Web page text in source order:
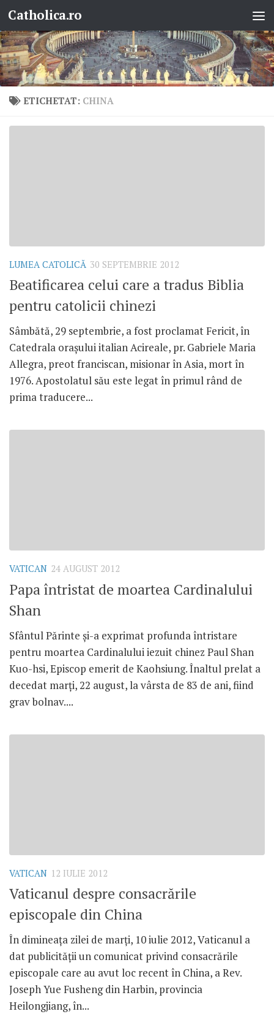
Skip to content
Catholica.ro
ETICHETAT: CHINA
LUMEA CATOLICĂ 30 SEPTEMBRIE 2012
Beatificarea celui care a tradus Biblia
pentru catolicii chinezi
Sâmbătă, 29 septembrie, a fost proclamat Fericit, în
Catedrala oraşului italian Acireale, pr. Gabriele Maria
Allegra, preot franciscan, misionar în Asia, mort în
1976. Apostolatul său este legat în primul rând de
prima traducere...
VATICAN 24 AUGUST 2012
Papa întristat de moartea Cardinalului
Shan
Sfântul Părinte şi-a exprimat profunda întristare
pentru moartea Cardinalului iezuit chinez Paul Shan
Kuo-hsi, Episcop emerit de Kaohsiung. Înaltul prelat a
decedat marţi, 22 august, la vârsta de 83 de ani, fiind
grav bolnav....
VATICAN 12 IULIE 2012
Vaticanul despre consacrările
episcopale din China
În dimineaţa zilei de marţi, 10 iulie 2012, Vaticanul a
dat publicităţii un comunicat privind consacrările
episcopale care au avut loc recent în China, a Rev.
Joseph Yue Fusheng din Harbin, provincia
Heilongjiang, în...